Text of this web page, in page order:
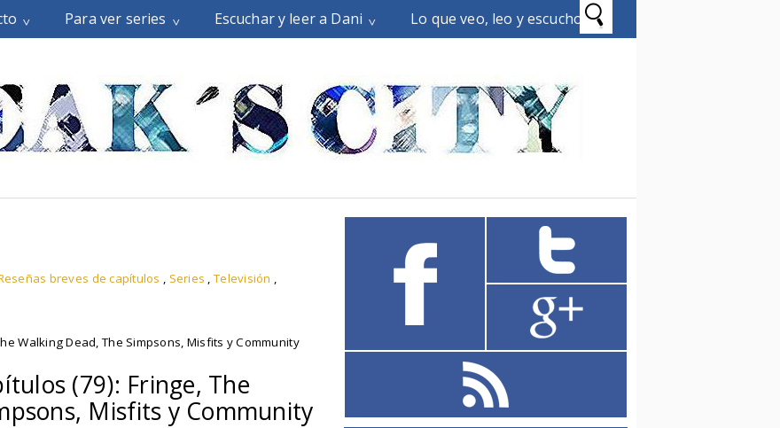
Para ver series Escuchar y leer a Dani Lo que veo, leo y escucho
breves de capítulos , Series ,Televisión ,
Walking Dead, The Simpsons, Misfits y Community
(79): Fringe, The
Misfits y Community